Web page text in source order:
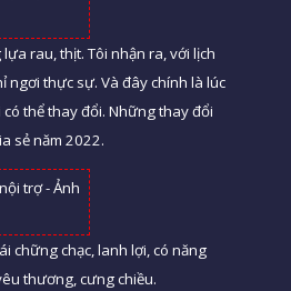
rau, thịt. Tôi nhận ra, với lịch
ngơi thực sự. Và đây chính là lúc
thể thay đổi. Những thay đổi
sẻ năm 2022.
chững chạc, lanh lợi, có năng
thương, cưng chiều.